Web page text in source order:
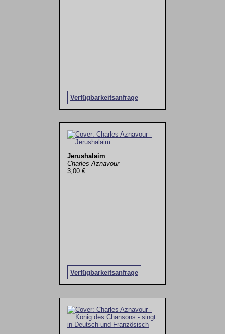
Verfügbarkeitsanfrage
Jerushalaim
Charles Aznavour
3,00 €
Verfügbarkeitsanfrage